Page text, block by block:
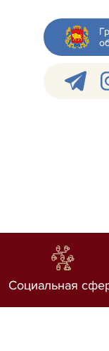
Социальная